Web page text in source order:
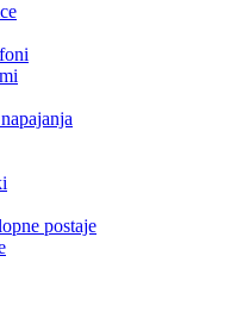
postaje